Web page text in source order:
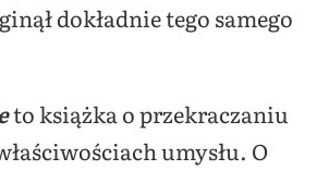
dokładnie tego samego
to książka o przekraczaniu
umysłu. O